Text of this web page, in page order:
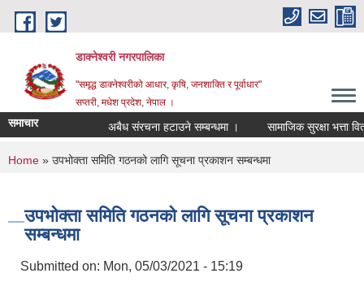
Skip to main content
डाक्नेश्वरी नगरपालिका
"समृद्ध डाक्नेश्वरीको आधार, कृषि, जनशाक्ति र पूर्वाधार"
सप्तरी, मधेश प्रदेश, नेपाल ।
समाचार अबैध संरचना हटाउने सम्बन्धमा । सामाजिक सुरक्षा भत्ता
You are here
Home » उपभोक्ता समिति गठनको लागि सूचना प्रकाशन सम्बन्धमा
उपभोक्ता समिति गठनको लागि सूचना प्रकाशन
सम्बन्धमा
Submitted on: Mon, 05/03/2021 - 15:19